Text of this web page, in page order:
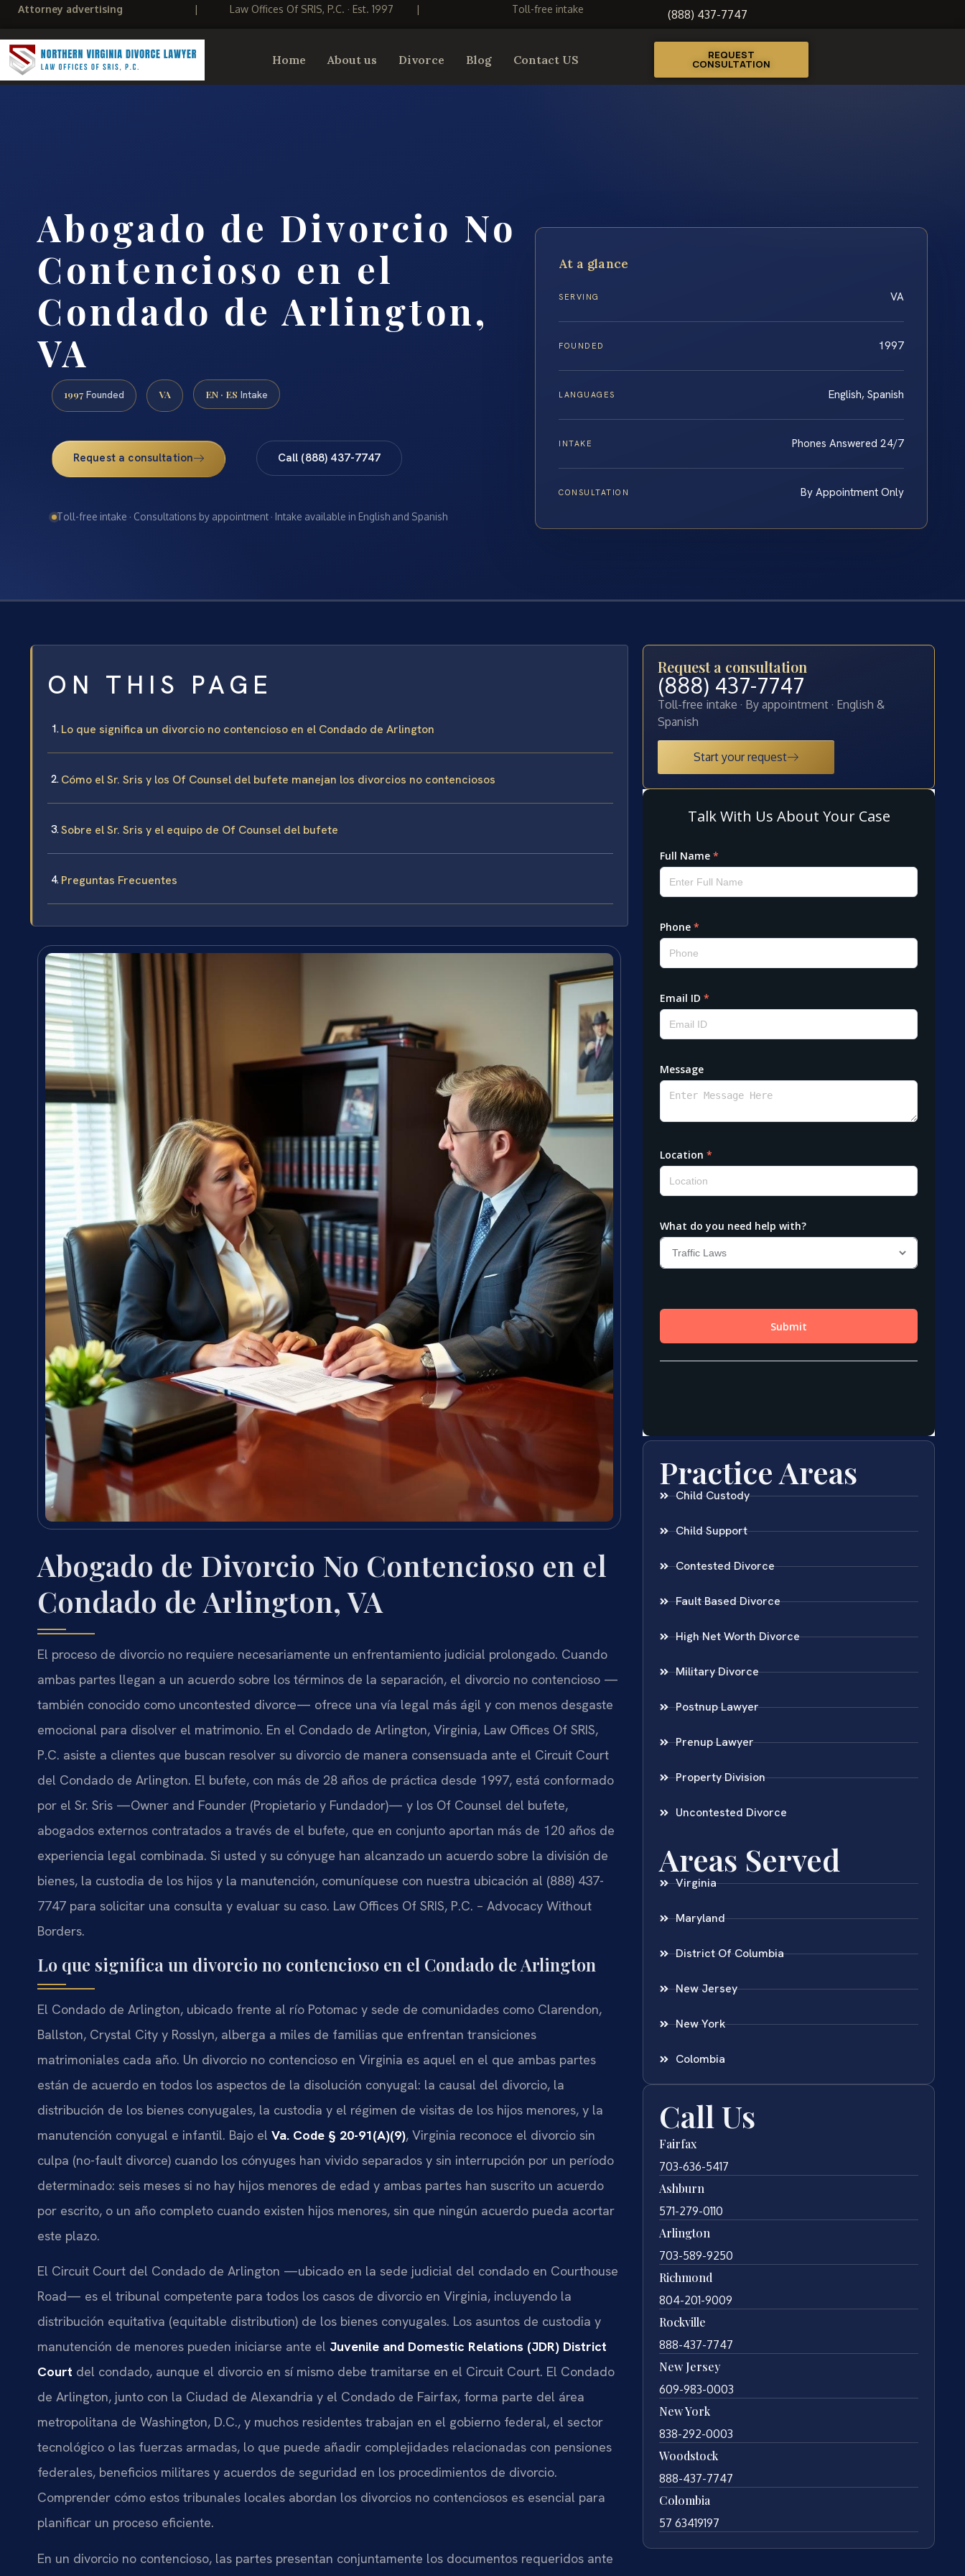
Attorney advertising | Law Offices Of SRIS, P.C. · Est. 1997 | Toll-free intake (888) 437-7747
Home About us Divorce Blog Contact US REQUEST
CONSULTATION
Abogado de Divorcio No
Contencioso en el
Condado de Arlington,
VA
1997 Founded VA EN · ES Intake
Request a consultation Call (888) 437-7747
Toll-free intake · Consultations by appointment · Intake available in English and Spanish
At a glance
SERVING VA
FOUNDED 1997
LANGUAGES English, Spanish
INTAKE Phones Answered 24/7
CONSULTATION By Appointment Only
ON THIS PAGE
Lo que significa un divorcio no contencioso en el Condado de Arlington
Cómo el Sr. Sris y los Of Counsel del bufete manejan los divorcios no contenciosos
Sobre el Sr. Sris y el equipo de Of Counsel del bufete
Preguntas Frecuentes
Abogado de Divorcio No Contencioso en el
Condado de Arlington, VA
El proceso de divorcio no requiere necesariamente un enfrentamiento judicial prolongado. Cuando
ambas partes llegan a un acuerdo sobre los términos de la separación, el divorcio no contencioso —
también conocido como uncontested divorce— ofrece una vía legal más ágil y con menos desgaste
emocional para disolver el matrimonio. En el Condado de Arlington, Virginia, Law Offices Of SRIS,
P.C. asiste a clientes que buscan resolver su divorcio de manera consensuada ante el Circuit Court
del Condado de Arlington. El bufete, con más de 28 años de práctica desde 1997, está conformado
por el Sr. Sris —Owner and Founder (Propietario y Fundador)— y los Of Counsel del bufete,
abogados externos contratados a través de el bufete, que en conjunto aportan más de 120 años de
experiencia legal combinada. Si usted y su cónyuge han alcanzado un acuerdo sobre la división de
bienes, la custodia de los hijos y la manutención, comuníquese con nuestra ubicación al (888) 437-
7747 para solicitar una consulta y evaluar su caso. Law Offices Of SRIS, P.C. – Advocacy Without
Borders.
Lo que significa un divorcio no contencioso en el Condado de Arlington
El Condado de Arlington, ubicado frente al río Potomac y sede de comunidades como Clarendon,
Ballston, Crystal City y Rosslyn, alberga a miles de familias que enfrentan transiciones
matrimoniales cada año. Un divorcio no contencioso en Virginia es aquel en el que ambas partes
están de acuerdo en todos los aspectos de la disolución conyugal: la causal del divorcio, la
distribución de los bienes conyugales, la custodia y el régimen de visitas de los hijos menores, y la
manutención conyugal e infantil. Bajo el Va. Code § 20-91(A)(9), Virginia reconoce el divorcio sin
culpa (no-fault divorce) cuando los cónyuges han vivido separados y sin interrupción por un período
determinado: seis meses si no hay hijos menores de edad y ambas partes han suscrito un acuerdo
por escrito, o un año completo cuando existen hijos menores, sin que ningún acuerdo pueda acortar
este plazo.
El Circuit Court del Condado de Arlington —ubicado en la sede judicial del condado en Courthouse
Road— es el tribunal competente para todos los casos de divorcio en Virginia, incluyendo la
distribución equitativa (equitable distribution) de los bienes conyugales. Los asuntos de custodia y
manutención de menores pueden iniciarse ante el Juvenile and Domestic Relations (JDR) District
Court del condado, aunque el divorcio en sí mismo debe tramitarse en el Circuit Court. El Condado
de Arlington, junto con la Ciudad de Alexandria y el Condado de Fairfax, forma parte del área
metropolitana de Washington, D.C., y muchos residentes trabajan en el gobierno federal, el sector
tecnológico o las fuerzas armadas, lo que puede añadir complejidades relacionadas con pensiones
federales, beneficios militares y acuerdos de seguridad en los procedimientos de divorcio.
Comprender cómo estos tribunales locales abordan los divorcios no contenciosos es esencial para
planificar un proceso eficiente.
En un divorcio no contencioso, las partes presentan conjuntamente los documentos requeridos ante
Request a consultation
(888) 437-7747
Toll-free intake · By appointment · English &
Spanish
Start your request
Practice Areas
Child Custody
Child Support
Contested Divorce
Fault Based Divorce
High Net Worth Divorce
Military Divorce
Postnup Lawyer
Prenup Lawyer
Property Division
Uncontested Divorce
Areas Served
Virginia
Maryland
District Of Columbia
New Jersey
New York
Colombia
Call Us
Fairfax
703-636-5417
Ashburn
571-279-0110
Arlington
703-589-9250
Richmond
804-201-9009
Rockville
888-437-7747
New Jersey
609-983-0003
New York
838-292-0003
Woodstock
888-437-7747
Colombia
57 63419197